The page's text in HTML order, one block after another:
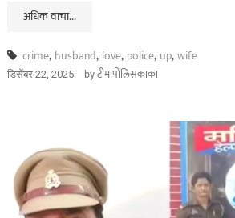
अधिक वाचा...
crime, husband, love, police, up,wife
डिसेंबर 22, 2025 byटीम पोलिसकाका